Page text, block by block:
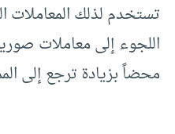
تستخدم لذلك المعاملات
اللجوء إلى معاملات
محضاً بزيادة ترجع إلى